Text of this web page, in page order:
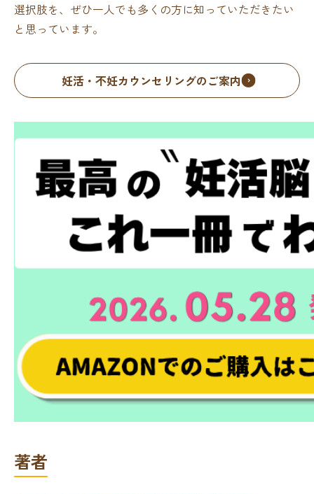
選択肢を、ぜひ一人でも多くの方に知っていただきたい
と思っています。
妊活・不妊カウンセリングのご案内
著者